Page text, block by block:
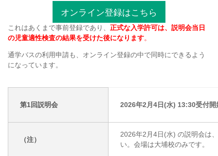
オンライン登録はこちら
これはあくまで事前登録であり、 正式な入学許可は、説明会当日
の児童適性検査の結果を受けた後になります。
通学バスの利用申請も、オンライン登録の中で同時にできるよう
になっています。
第1回説明会 2026年2月4日(水) 13:30受付
（注）
2026年2月4日(水) の説明会は
い。会場は大埔校のみです。